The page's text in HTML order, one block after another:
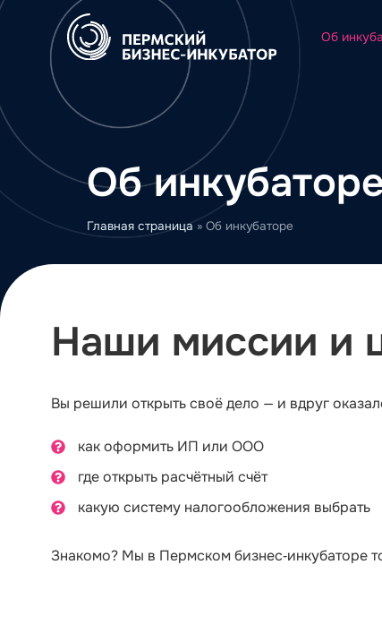
Об
Об инкубаторе
Главная страница» Об инкубаторе
Наши миссии и
Вы решили открыть своё дело — и вдруг
как оформить ИП или ООО
где открыть расчётный счёт
какую систему налогообложения выбрать
Знакомо? Мы в Пермском бизнес‑инкубаторе